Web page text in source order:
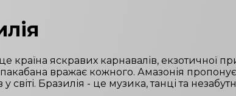
країна яскравих карнавалів, екзотичної
вражає кожного. Амазонія
світі. Бразилія - це музика, танці та